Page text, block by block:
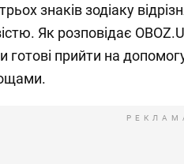
знаків зодіаку
Як розповідає
готові прийти на